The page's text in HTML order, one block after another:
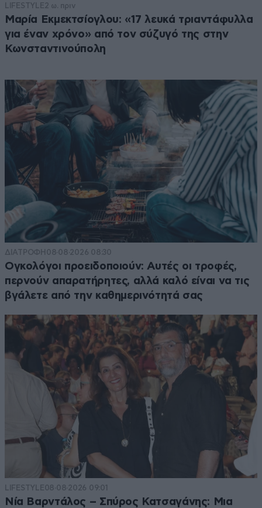
LIFESTYLE 2 ω. πριν
Μαρία Εκμεκτσίογλου: «17 λευκά τριαντάφυλλα
για έναν χρόνο» από τον σύζυγό της στην
Κωνσταντινούπολη
ΔΙΑΤΡΟΦΗ 08·08·2026 08:30
Ογκολόγοι προειδοποιούν: Αυτές οι τροφές,
περνούν απαρατήρητες, αλλά καλό είναι να τις
βγάλετε από την καθημερινότητά σας
LIFESTYLE08·08·2026 09:01
Νία Βαρντάλος – Σπύρος Κατσαγάνης: Μια